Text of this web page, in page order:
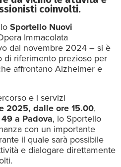
coinvolti.
Sportello Nuovi
Immacolata
dal novembre 2024 – si è
di riferimento prezioso per
affrontano Alzheimer e
e i servizi
2025, dalle ore 15.00,
a Padova, lo Sportello
con un importante
il quale sarà possibile
e dialogare direttamente